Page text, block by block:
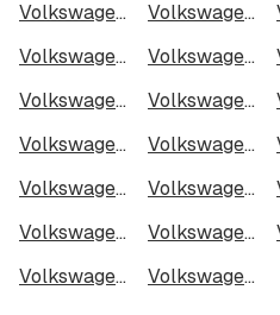
Volkswagen ID.7 i Kristiansand
Volkswagen ID.7 i Fredrikstad
Volkswagen ID.7 i Tromsø
Volkswagen ID.7 i Ålesund
Volkswagen ID.7 i Bodø
Volkswagen ID.7 i Arendal
Volkswagen ID.7 i Halden
Volkswagen ID.7 i Lillehammer
Volkswagen ID.7 i Harstad
Volkswagen ID.7 i Gjøvik
Volkswagen ID.7 i Kristiansund
Volkswagen ID.7 i Tromsdalen
Volkswagen ID.7 i Haugesund
Volkswagen ID.7 i Alta